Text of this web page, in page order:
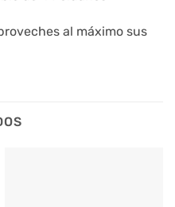
al máximo sus